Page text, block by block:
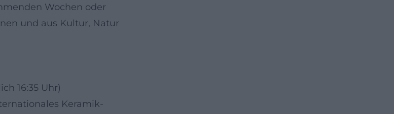
Wochen oder
und aus Kultur, Natur
16:35 Uhr)
Keramik-